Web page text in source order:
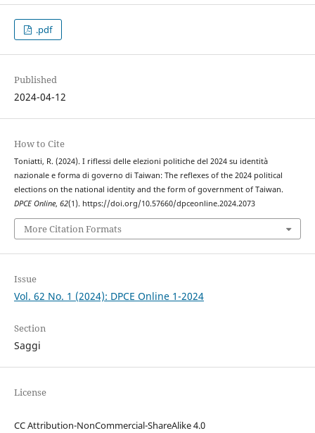
.pdf
Published
2024-04-12
How to Cite
Toniatti, R. (2024). I riflessi delle elezioni politiche del 2024 su identità
nazionale e forma di governo di Taiwan: The reflexes of the 2024 political
elections on the national identity and the form of government of Taiwan.
DPCE Online, 62(1). https://doi.org/10.57660/dpceonline.2024.2073
More Citation Formats
Issue
Vol. 62 No. 1 (2024): DPCE Online 1-2024
Section
Saggi
License
CC Attribution-NonCommercial-ShareAlike 4.0